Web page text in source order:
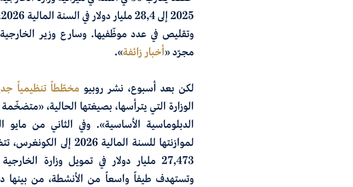
2025 إلى
28,4مليار دولار في السنة المالية 2026،
وتقليص في عدد موظّفيها. وسارع وزير
مجرّد «أخبار زائفة».
لكن بعد أسبوع، نشر روبيو مخطّطاً تنظيمياً
الوزارة التي يترأسها، بصيغتها الحالية،
الدبلوماسية الأساسية». وفي الثاني من
لموازنتها للسنة المالية 2026 إلى الكونغرس، تتضمّن
27,473 مليار دولار في تمويل وزارة الخارجية
وتستهدف طيفاً واسعاً من الأنشطة، من بينها